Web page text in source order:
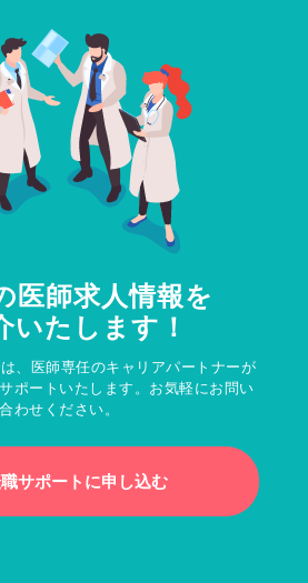
医師求人情報を
いたします！
、医師専任のキャリアパートナーが
ポートいたします。お気軽にお問い
合わせください。
サポートに申し込む